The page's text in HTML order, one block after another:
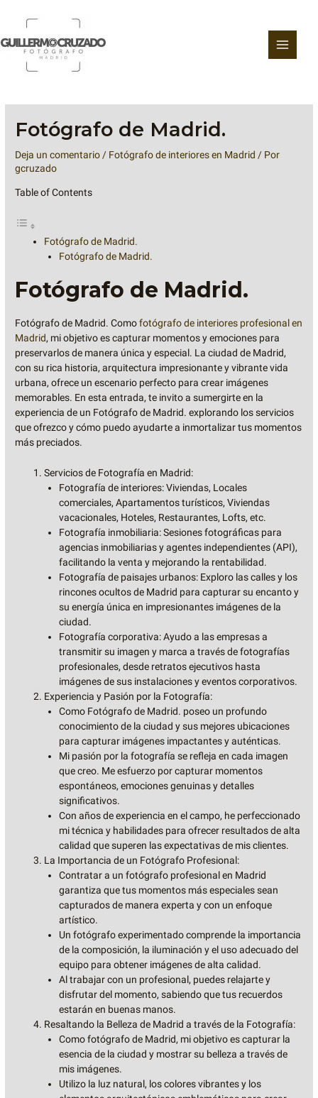
contenido
Fotógrafo de Madrid.
Deja un comentario / Fotógrafo de interiores en Madrid / Por
gcruzado
Table of Contents
Fotógrafo de Madrid.
Fotógrafo de Madrid.
Fotógrafo de Madrid.
Fotógrafo de Madrid. Comofotógrafo de interiores profesional en
Madrid, mi objetivo es capturar momentos y emociones para
preservarlos de manera única y especial. La ciudad de Madrid,
con su rica historia, arquitectura impresionante y vibrante vida
urbana, ofrece un escenario perfecto para crear imágenes
memorables. En esta entrada, te invito a sumergirte en la
experiencia de un Fotógrafo de Madrid. explorando los servicios
que ofrezco y cómo puedo ayudarte a inmortalizar tus momentos
más preciados.
Servicios de Fotografía en Madrid:
Fotografía de interiores: Viviendas, Locales
comerciales, Apartamentos turísticos, Viviendas
vacacionales, Hoteles, Restaurantes, Lofts, etc.
Fotografía inmobiliaria: Sesiones fotográficas para
agencias inmobiliarias y agentes independientes (API),
facilitando la venta y mejorando la rentabilidad.
Fotografía de paisajes urbanos: Exploro las calles y los
rincones ocultos de Madrid para capturar su encanto y
su energía única en impresionantes imágenes de la
ciudad.
Fotografía corporativa: Ayudo a las empresas a
transmitir su imagen y marca a través de fotografías
profesionales, desde retratos ejecutivos hasta
imágenes de sus instalaciones y eventos corporativos.
Experiencia y Pasión por la Fotografía:
Como Fotógrafo de Madrid. poseo un profundo
conocimiento de la ciudad y sus mejores ubicaciones
para capturar imágenes impactantes y auténticas.
Mi pasión por la fotografía se refleja en cada imagen
que creo. Me esfuerzo por capturar momentos
espontáneos, emociones genuinas y detalles
significativos.
Con años de experiencia en el campo, he perfeccionado
mi técnica y habilidades para ofrecer resultados de alta
calidad que superen las expectativas de mis clientes.
La Importancia de un Fotógrafo Profesional:
Contratar a un fotógrafo profesional en Madrid
garantiza que tus momentos más especiales sean
capturados de manera experta y con un enfoque
artístico.
Un fotógrafo experimentado comprende la importancia
de la composición, la iluminación y el uso adecuado del
equipo para obtener imágenes de alta calidad.
Al trabajar con un profesional, puedes relajarte y
disfrutar del momento, sabiendo que tus recuerdos
estarán en buenas manos.
Resaltando la Belleza de Madrid a través de la Fotografía:
Como fotógrafo de Madrid, mi objetivo es capturar la
esencia de la ciudad y mostrar su belleza a través de
mis imágenes.
Utilizo la luz natural, los colores vibrantes y los